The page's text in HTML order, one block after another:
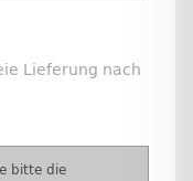
Lieferung nach
bitte die